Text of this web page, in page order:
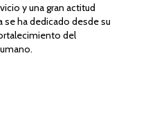
y una gran actitud
se ha dedicado desde su
del